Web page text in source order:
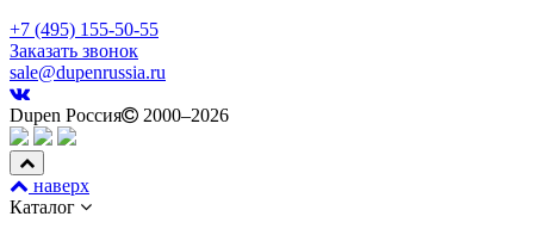
+7 (495) 155-50-55
Заказать звонок
sale@dupenrussia.ru
Dupen Россия 2000–2026
наверх
Каталог